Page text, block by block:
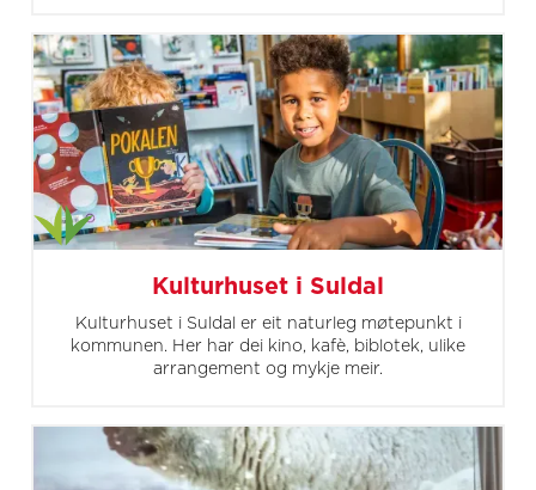
Kulturhuset i Suldal
Kulturhuset i Suldal er eit naturleg møtepunkt i
kommunen. Her har dei kino, kafè, biblotek, ulike
arrangement og mykje meir.